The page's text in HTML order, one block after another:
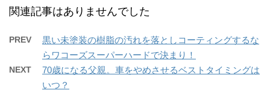
関連記事はありませんでした
PREV
黒い未塗装の樹脂の汚れを落としコーティングするな
らワコーズスーパーハードで決まり！
NEXT
70歳になる父親。車をやめさせるベストタイミングは
いつ？